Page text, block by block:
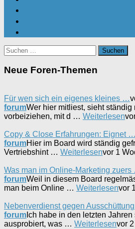
Suchen
nach:
Neue Foren-Themen
Für wen sich ein eigenes kleines …
forumWer hier mitliest, sieht ständig
vorbeiziehen, mit d … Weiterlesen
Copy & Close Erfahrungen: Eignet …
forumHier im Board wird ständig
Vertriebshint … Weiterlesenvor 1
Was man im Online-Marketing
forumWeil in diesem Board
man beim Online … Weiterlesenvor
Nebenverdienst gegen
forum Ich habe in den letzten
ausprobiert, was … Weiterlesenvor